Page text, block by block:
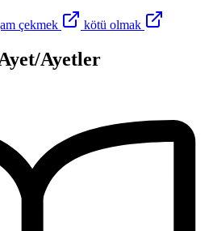
çekmek kötü olmak
Ayetler